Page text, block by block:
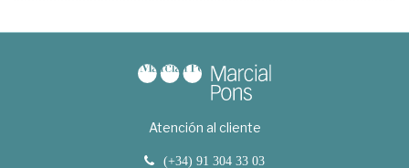
Atención al cliente
(+34) 91 304 33 03